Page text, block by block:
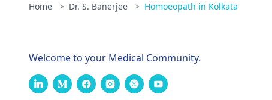
Home > Dr. S. Banerjee > Homoeopath in Kolkata
Welcome to your Medical Community.